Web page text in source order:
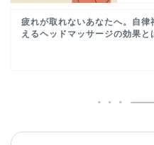
疲れが取れないあなたへ。自律
えるヘッドマッサージの効果と